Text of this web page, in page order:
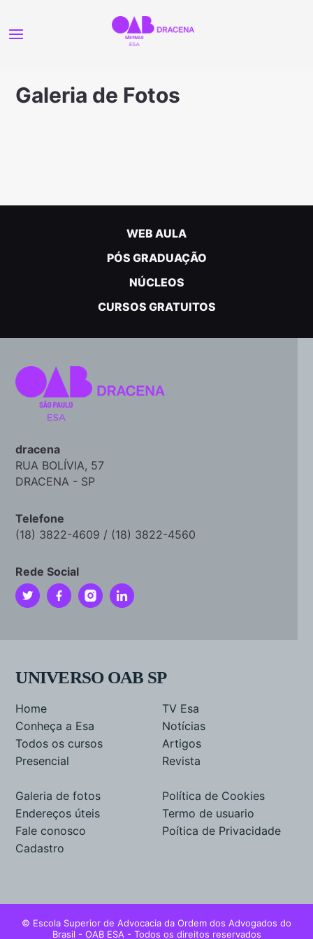
Galeria de Fotos
WEB AULA
PÓS GRADUAÇÃO
NÚCLEOS
CURSOS GRATUITOS
dracena
RUA BOLÍVIA, 57
DRACENA - SP
Telefone
(18) 3822-4609 / (18) 3822-4560
Rede Social
UNIVERSO OAB SP
Home
Conheça a Esa
Todos os cursos
Presencial
TV Esa
Notícias
Artigos
Revista
Galeria de fotos
Endereços úteis
Fale conosco
Cadastro
Política de Cookies
Termo de usuario
Poítica de Privacidade
© Escola Superior de Advocacia da Ordem dos Advogados do
Brasil - OAB ESA - Todos os direitos reservados